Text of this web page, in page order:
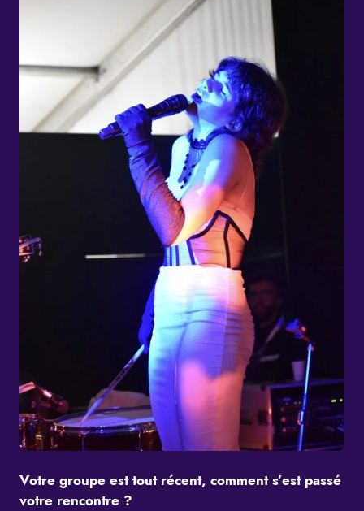
Votre groupe est tout récent, comment s’est passé
votre rencontre ?